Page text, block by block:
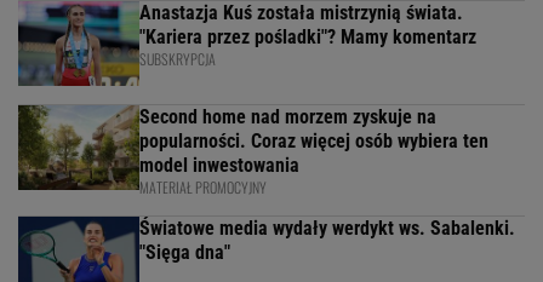
Anastazja Kuś została mistrzynią świata.
"Kariera przez pośladki"? Mamy komentarz
SUBSKRYPCJA
Second home nad morzem zyskuje na
popularności. Coraz więcej osób wybiera ten
model inwestowania
MATERIAŁ PROMOCYJNY
Światowe media wydały werdykt ws. Sabalenki.
"Sięga dna"